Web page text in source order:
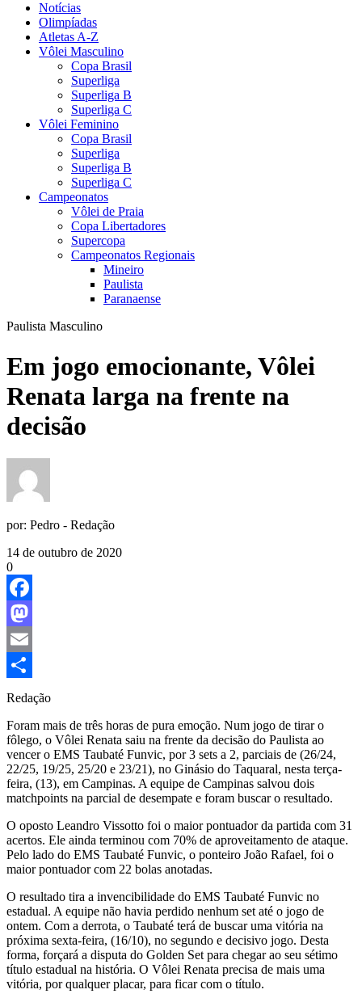
Notícias
Olimpíadas
Atletas A-Z
Vôlei Masculino
Copa Brasil
Superliga
Superliga B
Superliga C
Vôlei Feminino
Copa Brasil
Superliga
Superliga B
Superliga C
Campeonatos
Vôlei de Praia
Copa Libertadores
Supercopa
Campeonatos Regionais
Mineiro
Paulista
Paranaense
Paulista Masculino
Em jogo emocionante, Vôlei
Renata larga na frente na
decisão
por: Pedro - Redação
14 de outubro de 2020
0
Facebook
Mastodon
Email
Share
Redação
Foram mais de três horas de pura emoção. Num jogo de tirar o
fôlego, o Vôlei Renata saiu na frente da decisão do Paulista ao
vencer o EMS Taubaté Funvic, por 3 sets a 2, parciais de (26/24,
22/25, 19/25, 25/20 e 23/21), no Ginásio do Taquaral, nesta terça-
feira, (13), em Campinas. A equipe de Campinas salvou dois
matchpoints na parcial de desempate e foram buscar o resultado.
O oposto Leandro Vissotto foi o maior pontuador da partida com 31
acertos. Ele ainda terminou com 70% de aproveitamento de ataque.
Pelo lado do EMS Taubaté Funvic, o ponteiro João Rafael, foi o
maior pontuador com 22 bolas anotadas.
O resultado tira a invencibilidade do EMS Taubaté Funvic no
estadual. A equipe não havia perdido nenhum set até o jogo de
ontem. Com a derrota, o Taubaté terá de buscar uma vitória na
próxima sexta-feira, (16/10), no segundo e decisivo jogo. Desta
forma, forçará a disputa do Golden Set para chegar ao seu sétimo
título estadual na história. O Vôlei Renata precisa de mais uma
vitória, por qualquer placar, para ficar com o título.